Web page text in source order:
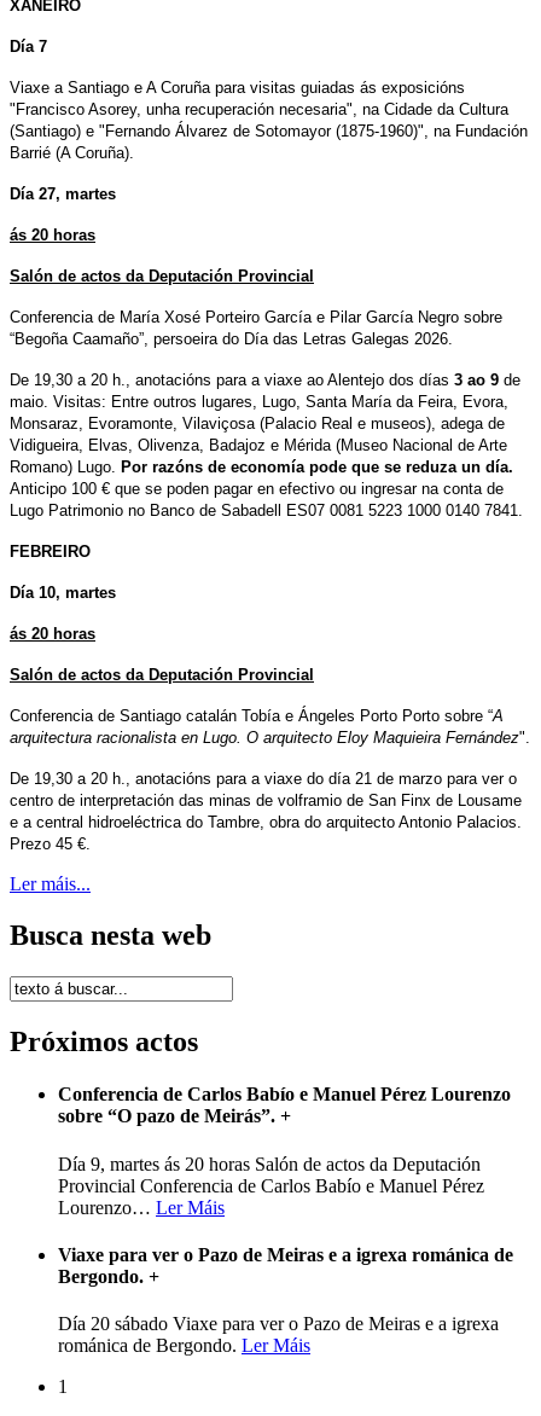
XANEIRO
Día 7
Viaxe a Santiago e A Coruña para visitas guiadas ás exposicións
"Francisco Asorey, unha recuperación necesaria", na Cidade da Cultura
(Santiago) e "Fernando Álvarez de Sotomayor (1875-1960)", na Fundación
Barrié (A Coruña).
Día 27, martes
ás 20 horas
Salón de actos da Deputación Provincial
Conferencia de María Xosé Porteiro García e Pilar García Negro sobre
“Begoña Caamaño”, persoeira do Día das Letras Galegas 2026.
De 19,30 a 20 h., anotacións para a viaxe ao Alentejo dos días 3 ao 9 de
maio. Visitas: Entre outros lugares, Lugo, Santa María da Feira, Evora,
Monsaraz, Evoramonte, Vilaviçosa (Palacio Real e museos), adega de
Vidigueira, Elvas, Olivenza, Badajoz e Mérida (Museo Nacional de Arte
Romano) Lugo. Por razóns de economía pode que se reduza un día.
Anticipo 100 € que se poden pagar en efectivo ou ingresar na conta de
Lugo Patrimonio no Banco de Sabadell ES07 0081 5223 1000 0140 7841.
FEBREIRO
Día 10, martes
ás 20 horas
Salón de actos da Deputación Provincial
Conferencia de Santiago catalán Tobía e Ángeles Porto Porto sobre “A
arquitectura racionalista en Lugo. O arquitecto Eloy Maquieira Fernández".
De 19,30 a 20 h., anotacións para a viaxe do día 21 de marzo para ver o
centro de interpretación das minas de volframio de San Finx de Lousame
e a central hidroeléctrica do Tambre, obra do arquitecto Antonio Palacios.
Prezo 45 €.
Ler máis...
Busca nesta web
Próximos actos
Conferencia de Carlos Babío e Manuel Pérez Lourenzo
sobre “O pazo de Meirás”. +
Día 9, martes ás 20 horas Salón de actos da Deputación
Provincial Conferencia de Carlos Babío e Manuel Pérez
Lourenzo… Ler Máis
Viaxe para ver o Pazo de Meiras e a igrexa románica de
Bergondo. +
Día 20 sábado Viaxe para ver o Pazo de Meiras e a igrexa
románica de Bergondo. Ler Máis
1